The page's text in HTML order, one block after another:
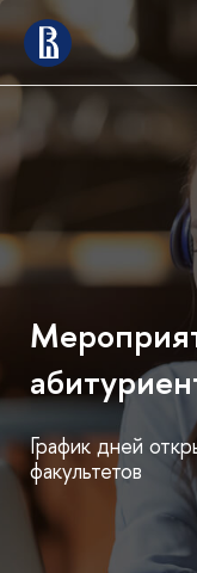
График дней
факультетов